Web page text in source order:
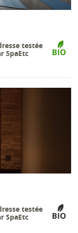
testée
SpaEtc
testée
SpaEtc